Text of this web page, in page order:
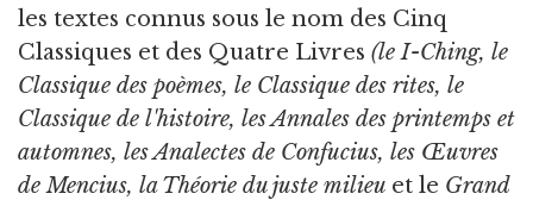
les textes connus sous le nom des Cinq
Classiques et des Quatre Livres (le I-Ching, le
Classique des poèmes, le Classique des rites, le
Classique de l'histoire, les Annales des printemps et
automnes, les Analectes de Confucius, les Œuvres
de Mencius, la Théorie du juste milieu et le Grand